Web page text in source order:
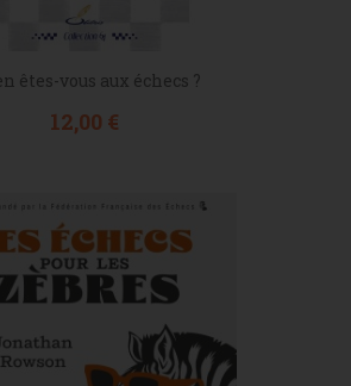
êtes-vous aux échecs ?
Prix
12,00 €